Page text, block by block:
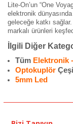
Lite-On’un “One
elektronik
geleceğe katkı
markalı ürünleri
İlgili Diğer
Tüm Elektronik
Optokuplör
5mm Led